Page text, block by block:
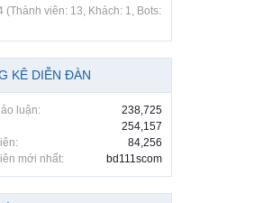
(Thành viên: 13, Khách: 1, Bots:
KÊ DIỄN ĐÀN
luận:
238,725
254,157
84,256
mới nhất:
bd111scom